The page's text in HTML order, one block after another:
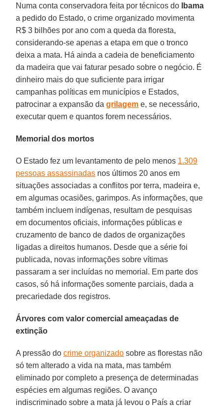
Numa conta conservadora feita por técnicos do
Ibama
a pedido do Estado, o crime organizado movimenta
R$ 3 bilhões por ano com a queda da floresta,
considerando-se apenas a etapa em que o tronco
deixa a mata. Há ainda a cadeia de beneficiamento
da madeira que vai faturar pesado sobre o negócio. É
dinheiro mais do que suficiente para irrigar
campanhas políticas em municípios e Estados,
patrocinar a expansão dagrilagem e, se necessário,
executar quem e quantos forem necessários.
Memorial dos mortos
O Estado fez um levantamento de pelo menos 1.309
pessoas assassinadas nos últimos 20 anos em
situações associadas a conflitos por terra, madeira e,
em algumas ocasiões, garimpos. As informações, que
também incluem indígenas, resultam de pesquisas
em documentos oficiais, informações públicas e
cruzamento de banco de dados de organizações
ligadas a direitos humanos. Desde que a série foi
publicada, novas informações sobre vítimas
passaram a ser incluídas no memorial. Em parte dos
casos, só há informações somente parciais, dada a
precariedade dos registros.
Árvores com valor comercial ameaçadas de
extinção
A pressão docrime organizado sobre as florestas não
só tem alterado a vida na mata, mas também
eliminado por completo a presença de determinadas
espécies em algumas regiões. O avanço
indiscriminado sobre a mata já levou o País a criar